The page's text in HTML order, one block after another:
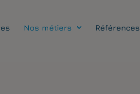
Nos métiers Références